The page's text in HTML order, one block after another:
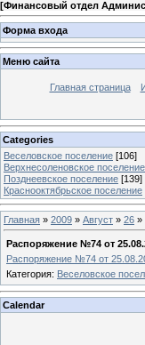
[Финансовый отдел
Форма входа
Меню сайта
Главная страница
Categories
Веселовское поселение [106]
Верхнесоленовское поселение
Позднеевское поселение [139]
Краснооктябрьское поселение
Главная » 2009 » Август » 26 »
Распоряжение №74 от
Распоряжение №74 от
Категория: Веселовское
Calendar